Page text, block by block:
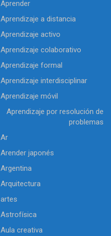
Aprender
Aprendizaje a distancia
Aprendizaje activo
Aprendizaje colaborativo
Aprendizaje formal
Aprendizaje interdisciplinar
Aprendizaje móvil
Aprendizaje por resolución de
problemas
Ar
Arender japonés
Argentina
Arquitectura
artes
Astrofísica
Aula creativa